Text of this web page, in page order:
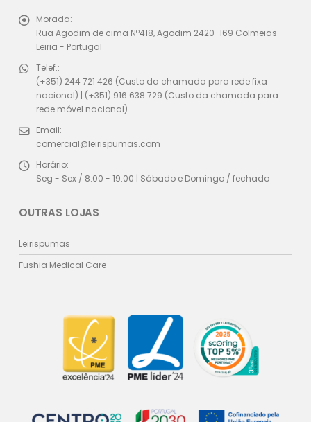
Morada:
Rua Agodim de cima Nº418, Agodim 2420-169 Colmeias -
Leiria - Portugal
Telef.:
(+351) 244 721 426 (Custo da chamada para rede fixa
nacional) | (+351) 916 638 729 (Custo da chamada para
rede móvel nacional)
Email:
comercial@leirispumas.com
Horário:
Seg - Sex / 8:00 - 19:00 | Sábado e Domingo / fechado
OUTRAS LOJAS
Leirispumas
Fushia Medical Care